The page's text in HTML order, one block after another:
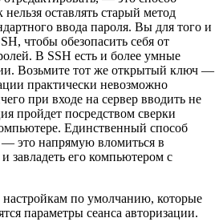
оставлять старый метод
ввода пароля. Вы для того и
чтобы обезопасить себя от
В SSH есть и более умные
Возьмите тот же открытый ключ —
практически невозможно
при входе на сервер вводить не
пройдет посредством сверки
Единственный способ
это напрямую вломиться в
завладеть его компьютером с
по умолчанию, которые
параметры сеанса авторизации.